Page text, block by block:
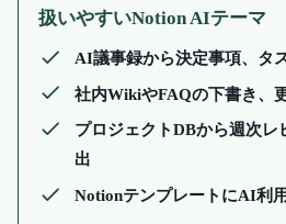
扱いやすいNotion AIテーマ
AI議事録から決定事項、タ
社内WikiやFAQの下書き、
プロジェクトDBから週次レ
出
NotionテンプレートにAI利